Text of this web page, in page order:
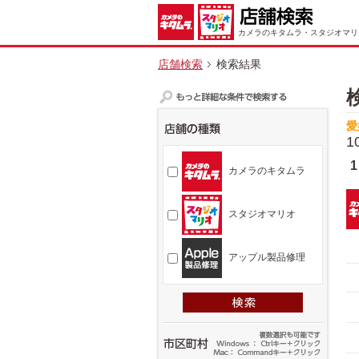
カメラのキタムラ・スタジオマ
店舗検索 検索結果
1
カメラのキタムラ
スタジオマリオ
アップル製品修理